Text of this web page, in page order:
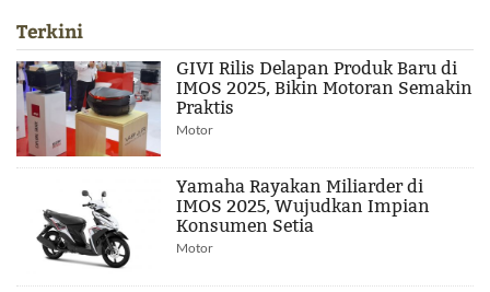
Terkini
GIVI Rilis Delapan Produk Baru di
IMOS 2025, Bikin Motoran Semakin
Praktis
Motor
Yamaha Rayakan Miliarder di
IMOS 2025, Wujudkan Impian
Konsumen Setia
Motor